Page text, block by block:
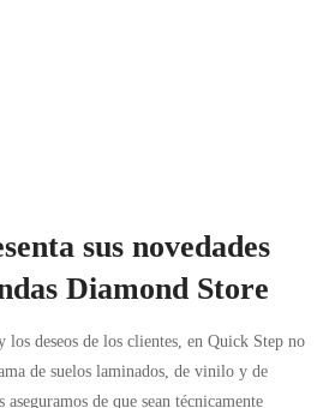
sus novedades
Diamond Store
los deseos de los clientes, en Quick Step no
de suelos laminados, de vinilo y de
de que sean técnicamente